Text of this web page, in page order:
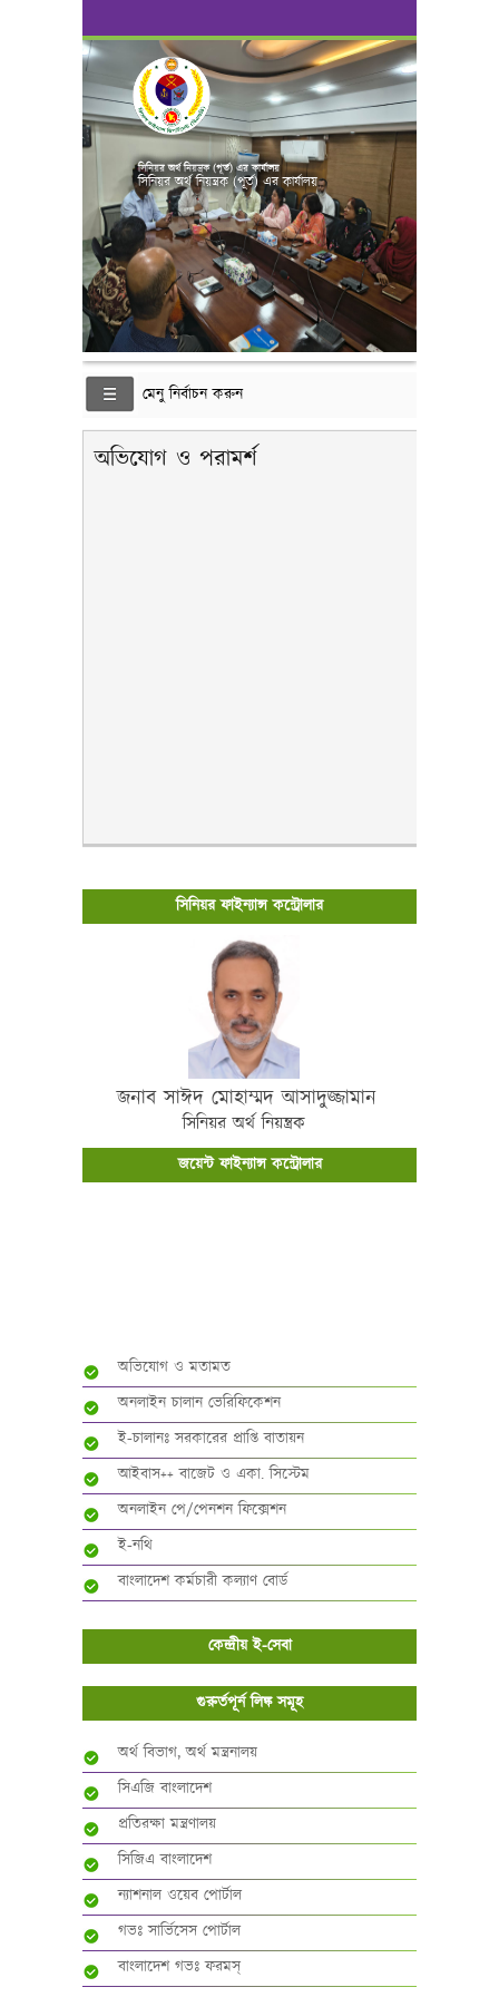
সিনিয়র অর্থ নিয়ন্ত্রক (পূর্ত) এর কার্যালয়
সিনিয়র অর্থ নিয়ন্ত্রক (পূর্ত) এর কার্যালয়
মেনু নির্বাচন করুন
অভিযোগ ও পরামর্শ
সিনিয়র ফাইন্যান্স কন্ট্রোলার
জনাব সাঈদ মোহাম্মদ আসাদুজ্জামান
সিনিয়র অর্থ নিয়ন্ত্রক
জয়েন্ট ফাইন্যান্স কন্ট্রোলার
অভিযোগ ও মতামত
অনলাইন চালান ভেরিফিকেশন
ই-চালানঃ সরকারের প্রাপ্তি বাতায়ন
আইবাস++ বাজেট ও একা. সিস্টেম
অনলাইন পে/পেনশন ফিক্সেশন
ই-নথি
বাংলাদেশ কর্মচারী কল্যাণ বোর্ড
কেন্দ্রীয় ই-সেবা
গুরুর্তপূর্ন লিঙ্ক সমূহ
অর্থ বিভাগ, অর্থ মন্ত্রনালয়
সিএজি বাংলাদেশ
প্রতিরক্ষা মন্ত্রণালয়
সিজিএ বাংলাদেশ
ন্যাশনাল ওয়েব পোর্টাল
গভঃ সার্ভিসেস পোর্টাল
বাংলাদেশ গভঃ ফরমস্‌